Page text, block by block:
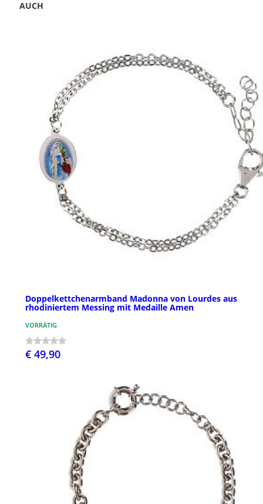
AUCH
Doppelkettchenarmband Madonna von Lourdes aus
rhodiniertem Messing mit Medaille Amen
VORRÄTIG
€ 49,90